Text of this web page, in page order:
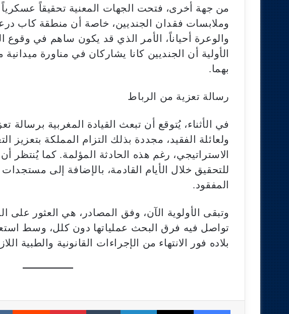
من جهة أخرى، فتحت الجهات المعنية تحقيقاً
وملابسات فقدان الجنديين، خاصة أن منطقة كاب
والوعرة أحياناً، الأمر الذي قد يكون ساهم في وقوع
الأولية أن الجنديين كانا يشاركان في مناورة
بهما.
رسالة تعزية من الرباط
في الأثناء، يُتوقع أن تبعث القيادة المغربية
ولعائلة الفقيد، مجددة بذلك التزام المملكة بتعزيز
الاستراتيجي، رغم هذه الحادثة المؤلمة. كما يُنتظر أن
للتحقيق خلال الأيام القادمة، بالإضافة إلى
المفقود.
وتبقى الأولوية الآن، وفق المصادر، هي العثور على
تواصل فيه فرق البحث عملياتها دون كلل، وسط
بلاده فور الانتهاء من الإجراءات القانونية والطبية
Facebook
X
LinkedIn
Tumblr
Pinterest